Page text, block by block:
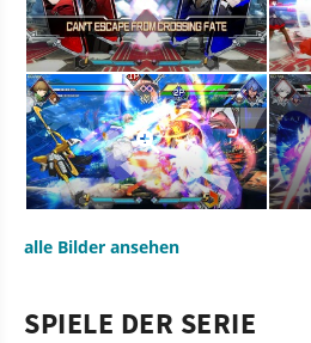
alle Bilder ansehen
SPIELE DER SERIE